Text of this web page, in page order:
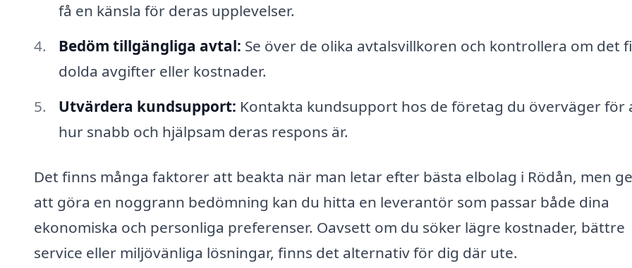
få en känsla för deras upplevelser.
Bedöm tillgängliga avtal: Se över de olika avtalsvillkoren och kontrollera om det
dolda avgifter eller kostnader.
Utvärdera kundsupport: Kontakta kundsupport hos de företag du överväger för
hur snabb och hjälpsam deras respons är.
Det finns många faktorer att beakta när man letar efter bästa elbolag i Rödån, men
att göra en noggrann bedömning kan du hitta en leverantör som passar både dina
ekonomiska och personliga preferenser. Oavsett om du söker lägre kostnader, bättre
service eller miljövänliga lösningar, finns det alternativ för dig där ute.